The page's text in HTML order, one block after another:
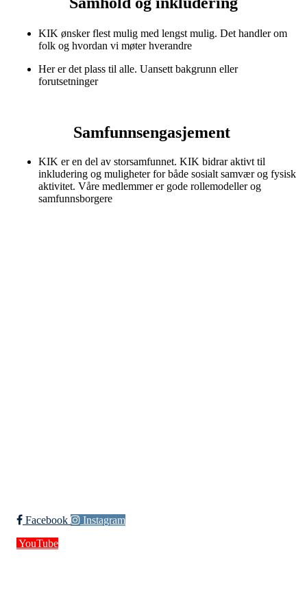
KIK ønsker flest mulig med lengst mulig. Det handler om
folk og hvordan vi møter hverandre
Her er det plass til alle. Uansett bakgrunn eller
forutsetninger
Samfunnsengasjement
KIK er en del av storsamfunnet. KIK bidrar aktivt til
inkludering og muligheter for både sosialt samvær og fysisk
aktivitet. Våre medlemmer er gode rollemodeller og
samfunnsborgere
Facebook
Instagram
YouTube